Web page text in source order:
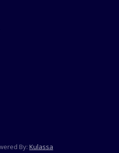
By: Kulassa